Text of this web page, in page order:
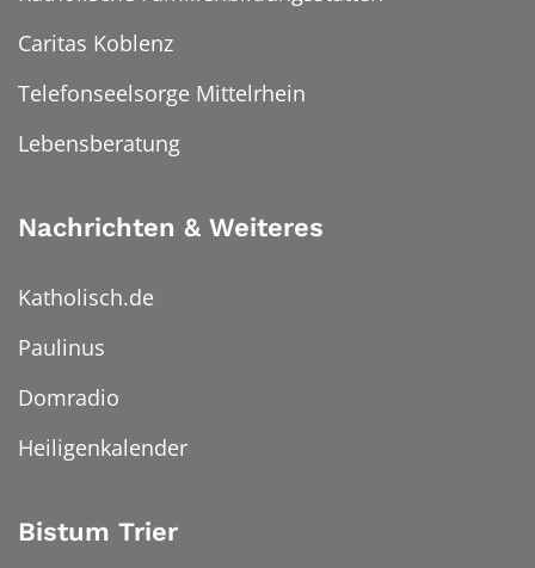
Caritas Koblenz
Telefonseelsorge Mittelrhein
Lebensberatung
Nachrichten & Weiteres
Katholisch.de
Paulinus
Domradio
Heiligenkalender
Bistum Trier